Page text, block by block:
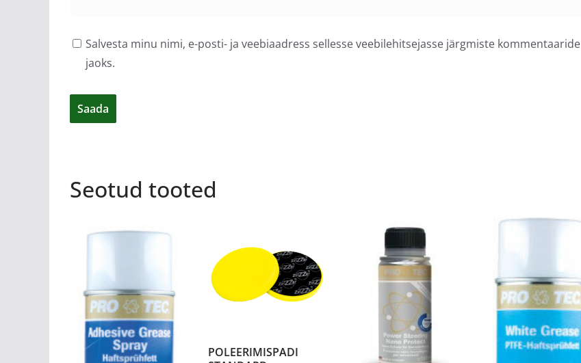
Salvesta minu nimi, e-posti- ja veebiaadress sellesse veebilehitsejasse järgmiste kommentaaride
jaoks.
Seotud tooted
POLEERIMISPADI